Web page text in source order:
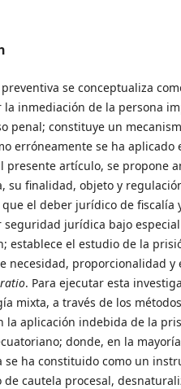
se conceptualiza
inmediación de la persona
penal; constituye un
erróneamente se ha aplicado
presente artículo, se propone
su finalidad, objeto y
el deber jurídico de
seguridad jurídica bajo
establece el estudio de la
necesidad, proporcionalidad y
ratio. Para ejecutar esta
mixta, a través de los
la aplicación indebida de la
donde, en la
se ha constituido como un
de cautela procesal,